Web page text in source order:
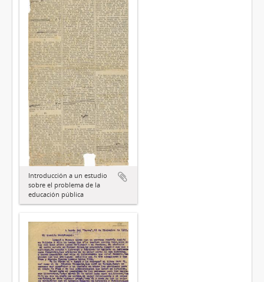
Introducción a un estudio
sobre el problema de la
educación pública